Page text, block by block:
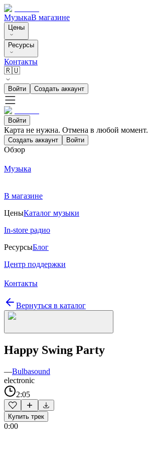
МузыкаВ магазине
Цены
Ресурсы
Контакты
🇷🇺
Войти Создать аккаунт
Войти
Карта не нужна. Отмена в любой момент.
Создать аккаунт Войти
Обзор
Музыка
В магазине
ЦеныКаталог музыки
In-store радио
РесурсыБлог
Центр поддержки
Контакты
Вернуться в каталог
Happy Swing Party
—Bulbasound
electronic
2:05
Купить трек
0:00